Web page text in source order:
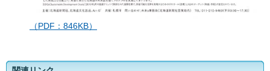
（PDF：846KB）